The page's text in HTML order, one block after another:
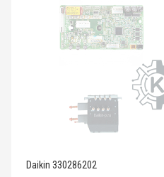
Daikin 330286202